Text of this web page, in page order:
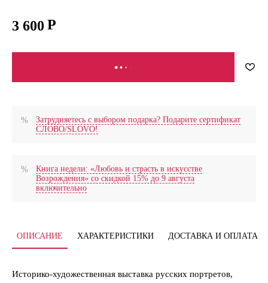
3 600
В КОРЗИНУ
Затрудняетесь с выбором подарка? Подарите сертификат
СЛОВО/SLOVO!
Книга недели: «Любовь и страсть в искусстве
Возрождения» со скидкой 15% до 9 августа
включительно
ОПИСАНИЕ ХАРАКТЕРИСТИКИ ДОСТАВКА И ОПЛАТА
Историко-художественная выставка русских портретов,